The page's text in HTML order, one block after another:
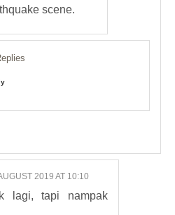
scene.
2019 AT 10:10
lagi, tapi nampak